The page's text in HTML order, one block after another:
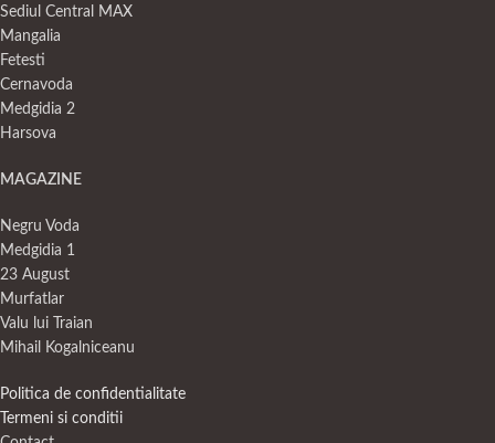
Sediul Central MAX
Mangalia
Fetesti
Cernavoda
Medgidia 2
Harsova
MAGAZINE
Negru Voda
Medgidia 1
23 August
Murfatlar
Valu lui Traian
Mihail Kogalniceanu
Politica de confidentialitate
Termeni si conditii